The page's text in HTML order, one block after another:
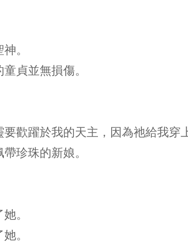
。
貞並無損傷。
歡躍於我的天主，因為祂給我穿
珍珠的新娘。
。
。